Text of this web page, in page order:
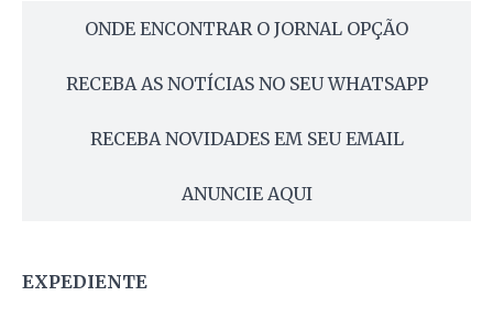
ONDE ENCONTRAR O JORNAL OPÇÃO
RECEBA AS NOTÍCIAS NO SEU WHATSAPP
RECEBA NOVIDADES EM SEU EMAIL
ANUNCIE AQUI
EXPEDIENTE